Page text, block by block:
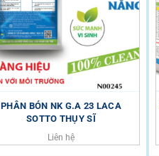
PHÂN BÓN NK G.A 23 LACA
SOTTO THỤY SĨ
Liên hệ